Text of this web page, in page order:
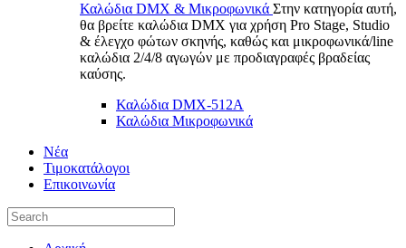
Καλώδια DMX & Μικροφωνικά Στην κατηγορία αυτή,
θα βρείτε καλώδια DMX για χρήση Pro Stage, Studio
& έλεγχο φώτων σκηνής, καθώς και μικροφωνικά/line
καλώδια 2/4/8 αγωγών με προδιαγραφές βραδείας
καύσης.
Καλώδια DMX-512A
Καλώδια Μικροφωνικά
Νέα
Τιμοκατάλογοι
Επικοινωνία